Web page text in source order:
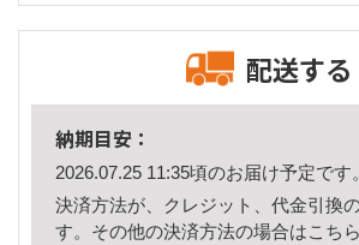
配送する
納期目安：
2026.07.25 11:35頃のお届け予定です。
決済方法が、クレジット、代金引換
す。その他の決済方法の場合はこちら